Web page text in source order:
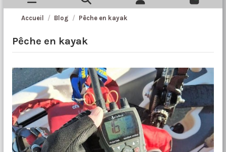
Accueil Blog Pêche en kayak
Pêche en kayak